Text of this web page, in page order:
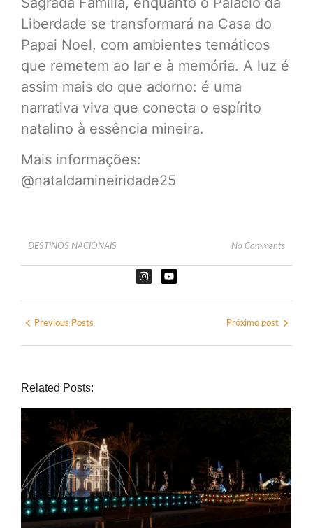
Liberdade se transformará na Casa do
Papai Noel, com ambientes temáticos
que remetem ao lar e à memória. A luz é
assim mais do que adorno: é uma
narrativa viva que conecta o espírito
natalino à essência mineira.
Mais informações:
@nataldamineiridade25
DESTINOS NACIONAIS No Comments
Previous Posts Próximo post
Related Posts: